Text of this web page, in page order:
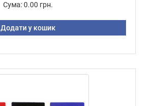
Сума: 0.00 грн.
Додати у кошик